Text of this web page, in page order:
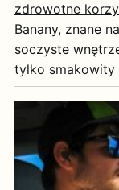
zdrowotne
Banany, znane
soczyste
tylko smakowity